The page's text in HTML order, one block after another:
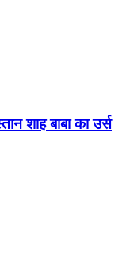
शाह बाबा का उर्स